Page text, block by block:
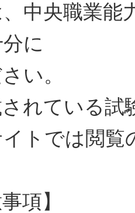
中央職業能
に
い。
れている試
トでは閲
項】